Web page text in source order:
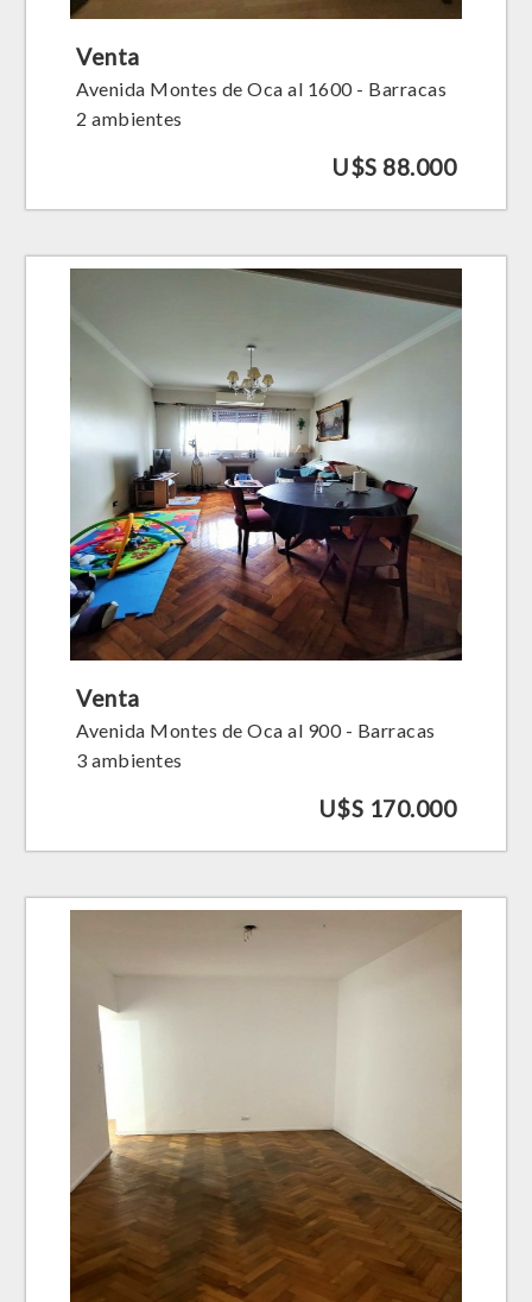
Venta
Avenida Montes de Oca al 1600 - Barracas
2 ambientes
U$S 88.000
Venta
Avenida Montes de Oca al 900 - Barracas
3 ambientes
U$S 170.000